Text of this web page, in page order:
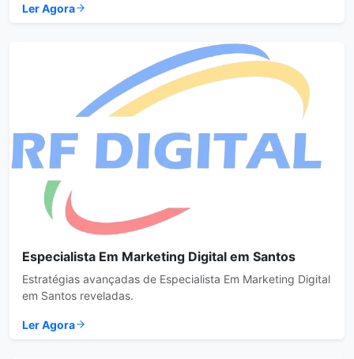
Ler Agora
Especialista Em Marketing Digital em Santos
Estratégias avançadas de Especialista Em Marketing Digital
em Santos reveladas.
Ler Agora